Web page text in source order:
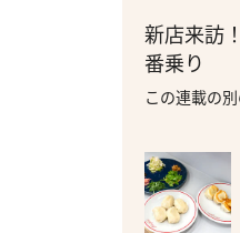
新店来訪
番乗り
この連載の